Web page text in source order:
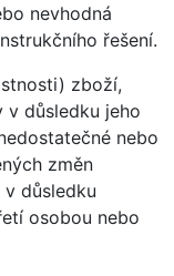
nevhodná
řešení.
zboží,
v důsledku jeho
nebo
změn
důsledku
osobou nebo